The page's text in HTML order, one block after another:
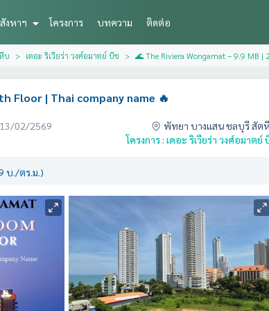
งหาฯ โครงการ บทความ ติดต่อ
บ เดอะ ริเวียร่า วงศ์อมาตย์ บีช 🌊 The Riviera Wongamat – 9.9 MB |
Floor | Thai company name 🔥
02/2569
พัทยา บางแสน ชลบุรี สัต
โครงการ : เดอะ ริเวียร่า วงศ์อมาตย์
บ./ตร.ม.)